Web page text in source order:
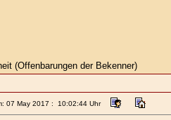
(Offenbarungen der Bekenner)
07 May 2017 : 10:02:44 Uhr